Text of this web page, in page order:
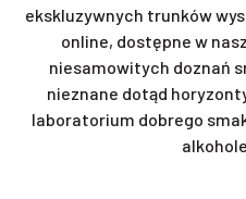
ekskluzywnych trunków
online, dostępne w
niesamowitych doznań
nieznane dotąd
laboratorium dobrego